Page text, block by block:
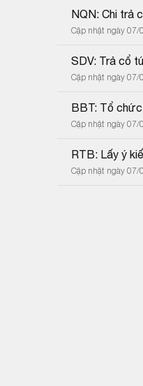
NQN: Chi trả
Cập nhật ngày
SDV: Trả cổ
Cập nhật ngày
BBT: Tổ
Cập nhật ngày
RTB: Lấy ý
Cập nhật ngày